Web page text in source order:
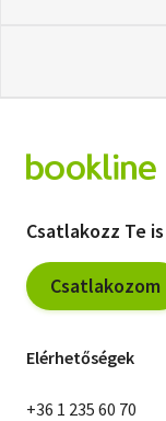
Csatlakozz Te
Csatlakozom
Elérhetőségek
+36 1 235 60 70